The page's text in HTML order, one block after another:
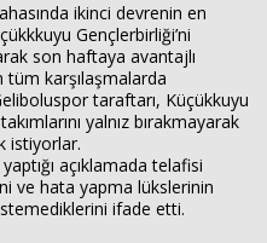
ikinci devrenin en
Gençlerbirliği’ni
son haftaya avantajlı
karşılaşmalarda
taraftarı, Küçükkuyu
yalnız bırakmayarak
istiyorlar.
açıklamada telafisi
ve hata yapma lükslerinin
ifade etti.